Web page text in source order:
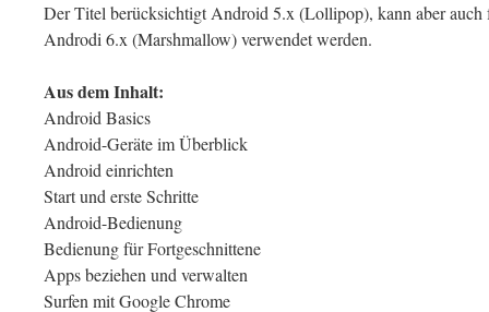
Der Titel berücksichtigt Android 5.x (Lollipop), kann aber
Androdi 6.x (Marshmallow) verwendet werden.
Aus dem Inhalt:
Android Basics
Android-Geräte im Überblick
Android einrichten
Start und erste Schritte
Android-Bedienung
Bedienung für Fortgeschnittene
Apps beziehen und verwalten
Surfen mit Google Chrome